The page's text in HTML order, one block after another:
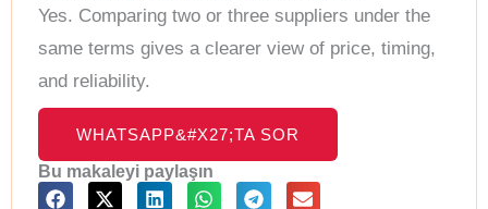
Yes. Comparing two or three suppliers under the
same terms gives a clearer view of price, timing,
and reliability.
WHATSAPP&#X27;TA SOR
Bu makaleyi paylaşın